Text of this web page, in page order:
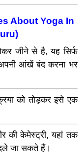
About Yoga In
जीने से है, यह सिर्फ
आंखें बंद करना भर
को तोड़कर इसे एक
की केमेस्ट्री, यहां तक
जा सकते हैं।